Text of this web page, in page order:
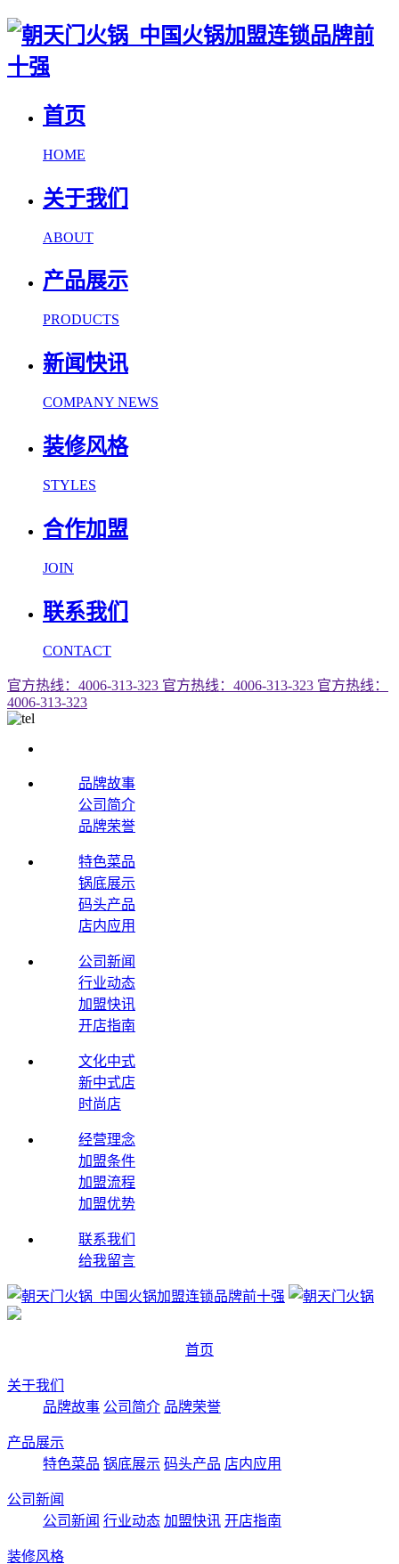
首页
HOME
关于我们
ABOUT
产品展示
PRODUCTS
新闻快讯
COMPANY NEWS
装修风格
STYLES
合作加盟
JOIN
联系我们
CONTACT
官方热线：4006-313-323 官方热线：4006-313-323 官方热线：
4006-313-323
品牌故事
公司简介
品牌荣誉
特色菜品
锅底展示
码头产品
店内应用
公司新闻
行业动态
加盟快讯
开店指南
文化中式
新中式店
时尚店
经营理念
加盟条件
加盟流程
加盟优势
联系我们
给我留言
首页
关于我们
品牌故事 公司简介 品牌荣誉
产品展示
特色菜品 锅底展示 码头产品 店内应用
公司新闻
公司新闻 行业动态 加盟快讯 开店指南
装修风格